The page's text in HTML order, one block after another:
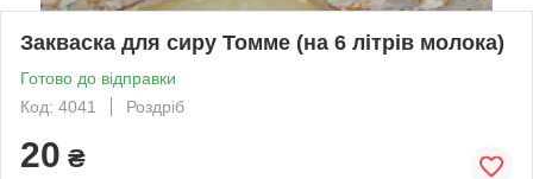
Закваска для сиру Томме (на 6 літрів молока)
Готово до відправки
Код: 4041
Роздріб
20 ₴